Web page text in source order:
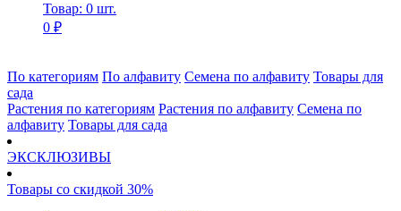
Товар: 0 шт.
0 ₽
По категориям По алфавиту Семена по алфавиту Товары для
сада
Растения по категориям Растения по алфавиту Семена по
алфавиту Товары для сада
ЭКСКЛЮЗИВЫ
Товары со скидкой 30%